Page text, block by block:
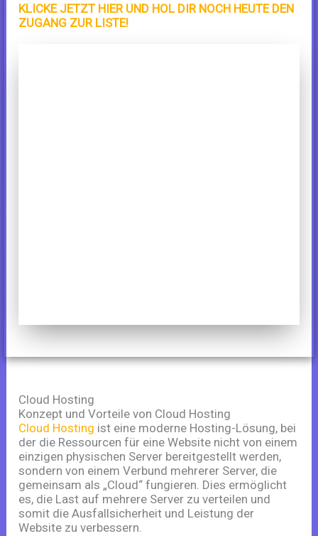
KLICKE JETZT HIER UND HOL DIR NOCH HEUTE DEN
ZUGANG ZUR LISTE!
Cloud Hosting
Konzept und Vorteile von Cloud Hosting
Cloud Hosting ist eine moderne Hosting-Lösung, bei
der die Ressourcen für eine Website nicht von einem
einzigen physischen Server bereitgestellt werden,
sondern von einem Verbund mehrerer Server, die
gemeinsam als „Cloud“ fungieren. Dies ermöglicht
es, die Last auf mehrere Server zu verteilen und
somit die Ausfallsicherheit und Leistung der
Website zu verbessern.